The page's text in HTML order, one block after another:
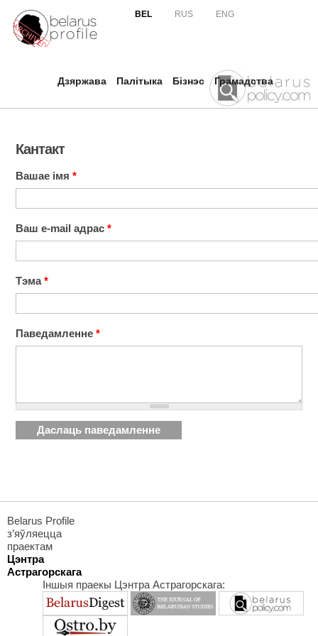
BEL RUS ENG
Дзяржава Палітыка Бізнэс Грамадства
Кантакт
Вашае імя *
Ваш e-mail адрас *
Тэма*
Паведамленне *
Belarus Profile
з’яўляецца
праектам
Цэнтра
Астрагорскага
Іншыя праекы Цэнтра Астрагорскага: